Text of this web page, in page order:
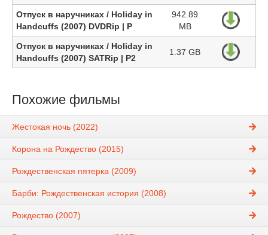
Отпуск в наручниках / Holiday in
Handcuffs (2007) DVDRip | P
942.89
MB
Отпуск в наручниках / Holiday in
Handcuffs (2007) SATRip | P2
1.37 GB
Похожие фильмы
Жестокая ночь (2022)
Корона на Рождество (2015)
Рождественская пятерка (2009)
Барби: Рождественская история (2008)
Рождество (2007)